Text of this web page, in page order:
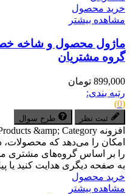
خرید محصول
مشاهده بیشتر
ماژول محصول و شاخه
گروه‌ مشتریان
899,000 تومان
رتبه بندی:
(0)
ثبت نظر طرح سوال
را بر اساس گروه‌های مشتری
به صفحه دیگری هدایت کنید یا
خرید محصول
مشاهده بیشتر